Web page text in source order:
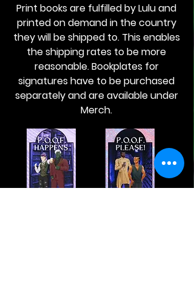
Print books are fulfilled by Lulu and
printed on demand in the country
they will be shipped to. This enables
the shipping rates to be more
reasonable. Bookplates for
signatures have to be purchased
separately and are available under
Merch.